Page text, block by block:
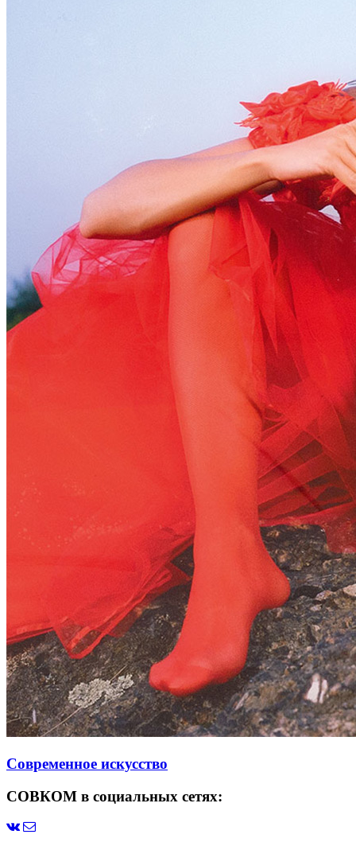
Современное искусство
СОВКОМ в социальных сетях: